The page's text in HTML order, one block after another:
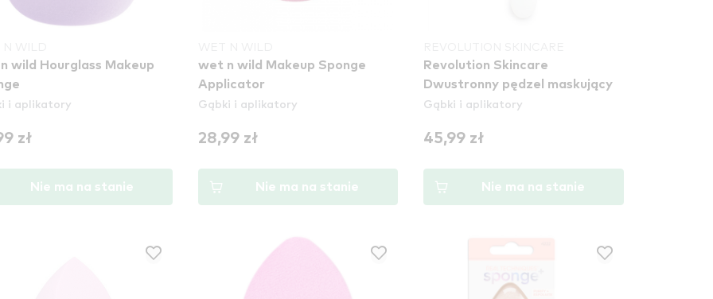
wild Hourglass Makeup
i aplikatory
zł
Nie ma na stanie
wet n wild Makeup Sponge
Applicator
Gąbki i aplikatory
28,99 zł
Nie ma na stanie
Revolution Skincare
Dwustronny pędzel maskujący
Gąbki i aplikatory
45,99 zł
Nie ma na stanie